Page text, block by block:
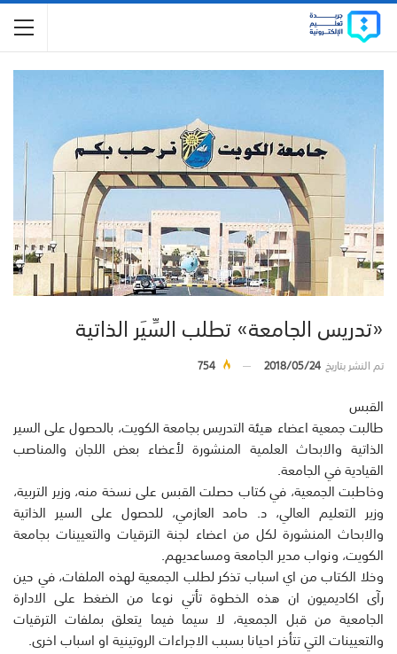
«تدريس الجامعة» تطلب السِّيَر الذاتية
تم النشر بتاريخ2018/05/24
754
القبس
طالبت جمعية اعضاء هيئة التدريس بجامعة الكويت، بالحصول على السير
الذاتية والابحاث العلمية المنشورة لأعضاء بعض اللجان والمناصب
القيادية في الجامعة.
وخاطبت الجمعية، في كتاب حصلت القبس على نسخة منه، وزير التربية،
وزير التعليم العالي، د. حامد العازمي، للحصول على السير الذاتية
والابحاث المنشورة لكل من اعضاء لجنة الترقيات والتعيينات بجامعة
الكويت، ونواب مدير الجامعة ومساعديهم.
وخلا الكتاب من اي اسباب تذكر لطلب الجمعية لهذه الملفات، في حين
رآى اكاديميون ان هذه الخطوة تأتي نوعا من الضغط على الادارة
الجامعية من قبل الجمعية، لا سيما فيما يتعلق بملفات الترقيات
والتعيينات التي تتأخر احيانا بسبب الاجراءات الروتينية او اسباب اخرى.